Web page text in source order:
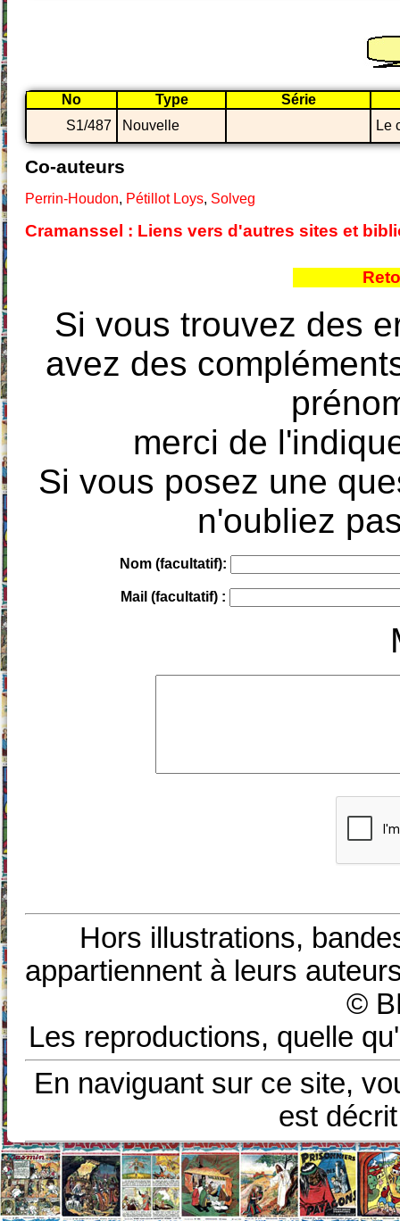
No Type
Série
S1/487
Nouvelle Le
Co-auteurs
Perrin-Houdon, Pétillot Loys, Solveg
Cramanssel : Liens vers d'autres sites et
Si vous trouvez des
avez des
merci de
Si vous posez une
n'oubliez
Nom (facultatif):
Mail (facultatif) :
Hors illustrations,
appartiennent à leurs
©
Les reproductions, quelle
En naviguant sur ce site,
est